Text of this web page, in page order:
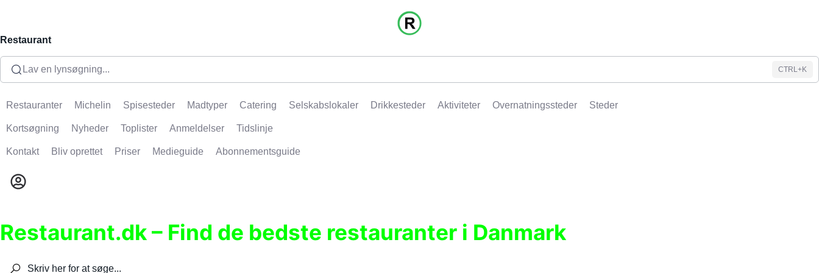
Restaurant
Lav en lynsøgning... CTRL+K
Restauranter Michelin Spisesteder Madtyper Catering Selskabslokaler Drikkesteder Aktiviteter Overnatningssteder Steder
Kortsøgning Nyheder Toplister Anmeldelser Tidslinje
Kontakt Bliv oprettet Priser Medieguide Abonnementsguide
Restaurant.dk – Find de bedste restauranter i Danmark